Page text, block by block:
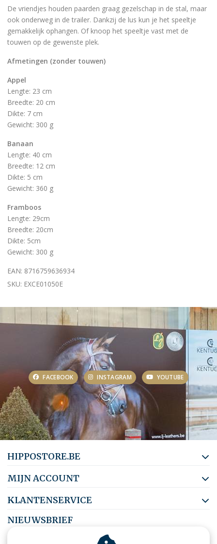
De vriendjes houden paarden graag gezelschap in de stal, maar
ook onderweg in de trailer. Dankzij de lus kun je het speeltje
gemakkelijk ophangen. Of knoop het speeltje vast met de
touwen op de gewenste plek.
Afmetingen (zonder touwen)
Appel
Lengte: 23 cm
Breedte: 20 cm
Dikte: 7 cm
Gewicht: 300 g
Banaan
Lengte: 40 cm
Breedte: 12 cm
Dikte: 5 cm
Gewicht: 360 g
Framboos
Lengte: 29cm
Breedte: 20cm
Dikte: 5cm
Gewicht: 300 g
EAN: 8716759636934
SKU: EXCE01050E
FACEBOOK INSTAGRAM YOUTUBE
HIPPOSTORE.BE
MIJN ACCOUNT
KLANTENSERVICE
NIEUWSBRIEF
Abonneer je op onze nieuwsbrief om op de hoogte te blijven.